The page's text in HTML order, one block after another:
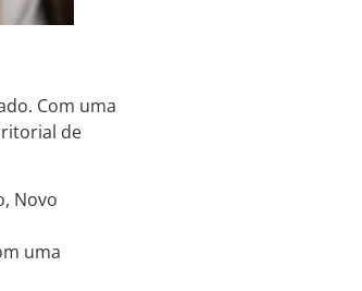
Com uma
de
Novo
uma